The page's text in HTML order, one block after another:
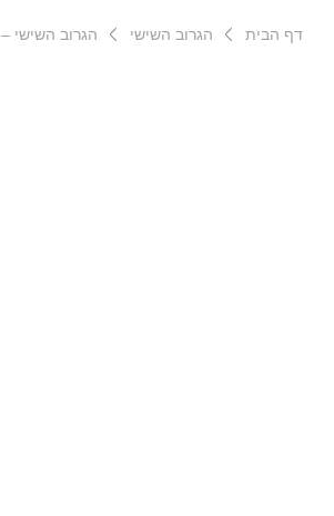
דף הבית הגרוב השישי הגרוב השישי – 8.12.17